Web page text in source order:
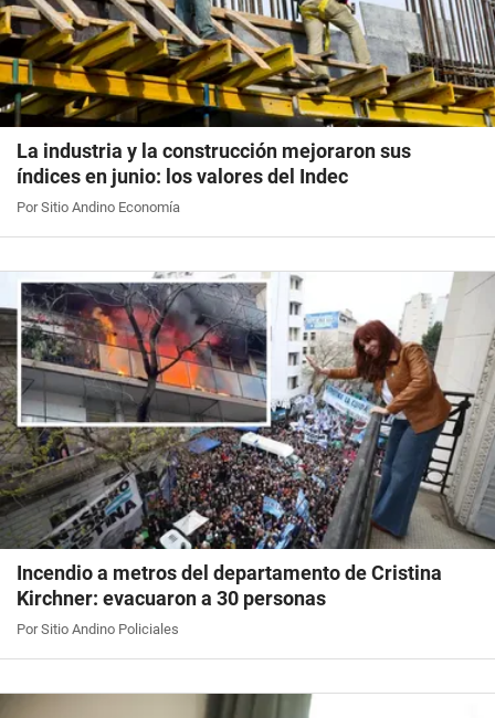
La industria y la construcción mejoraron sus
índices en junio: los valores del Indec
Por Sitio Andino Economía
Incendio a metros del departamento de Cristina
Kirchner: evacuaron a 30 personas
Por Sitio Andino Policiales